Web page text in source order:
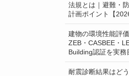
法規とは｜避難・
計画ポイント【
建物の環境性能評
ZEB・CASBEE・
Building認証を実務
耐震診断結果はど